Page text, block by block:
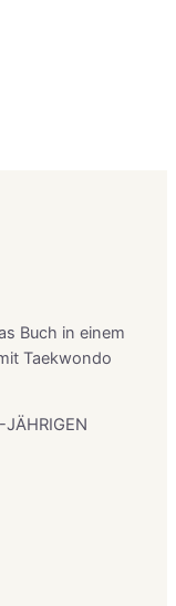
Buch in einem
Taekwondo
JÄHRIGEN